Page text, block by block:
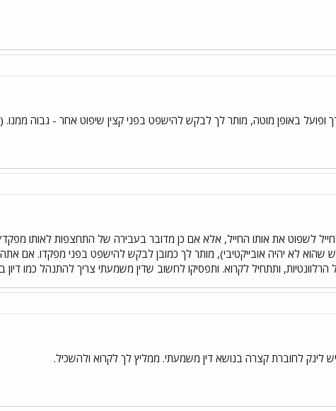
באופן מוטה, מותר לך לבקש להישפט בפני קצין שיפוט אחר - גבוה ממנו.
לשפוט את אותו החייל, אלא אם כן מדובר בעבירה של התחצפות לאותו
שהוא לא יהיה אובייקטיבי), מותר לך כמובן לבקש להישפט בפני מפקדו. אם
ותתחיל לקרוא. ותפסיקו לחשוב שדין משמעתי צריך להתנהל כמו
לינק לחוברת קצרה בנושא דין משמעתי. ממליץ לך לקרוא ולהשכיל.